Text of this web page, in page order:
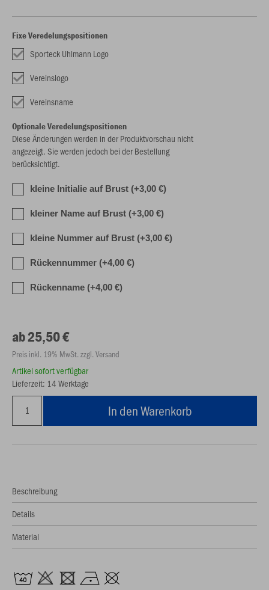
Fixe Veredelungspositionen
Sporteck Uhlmann Logo
Vereinslogo
Vereinsname
Optionale Veredelungspositionen
Diese Änderungen werden in der Produktvorschau nicht
angezeigt. Sie werden jedoch bei der Bestellung
berücksichtigt.
kleine Initialie auf Brust (+3,00 €)
kleiner Name auf Brust (+3,00 €)
kleine Nummer auf Brust (+3,00 €)
Rückennummer (+4,00 €)
Rückenname (+4,00 €)
ab 25,50 €
Preis inkl. 19% MwSt. zzgl. Versand
Artikel sofort verfügbar
Lieferzeit: 14 Werktage
In den Warenkorb
Beschreibung
Details
Material